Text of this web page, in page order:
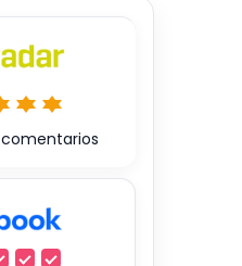
comentarios